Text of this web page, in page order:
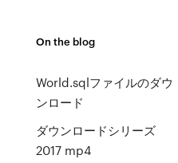
On the blog
World.sqlファイルのダウ
ンロード
ダウンロードシリーズ
2017 mp4